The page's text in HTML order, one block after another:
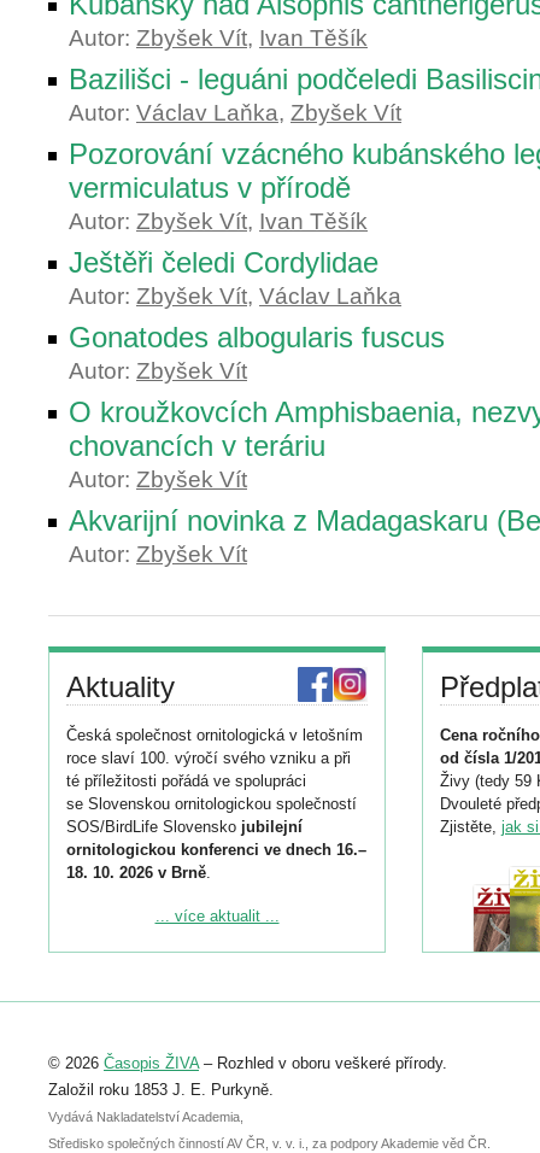
Autor: Zbyšek Vít, Ivan Těšík
Bazilišci - leguáni podčeledi
Autor: Václav Laňka, Zbyšek Vít
Pozorování vzácného kubánského
vermiculatus v přírodě
Autor: Zbyšek Vít, Ivan Těšík
Ještěři čeledi Cordylidae
Autor: Zbyšek Vít, Václav Laňka
Gonatodes albogularis fuscus
Autor: Zbyšek Vít
O kroužkovcích Amphisbaenia,
chovancích v teráriu
Autor: Zbyšek Vít
Akvarijní novinka z Madagaskaru
Autor: Zbyšek Vít
Aktuality
Česká společnost ornitologická v letošním
roce slaví 100. výročí svého vzniku a při
té příležitosti pořádá ve spolupráci
se Slovenskou ornitologickou společností
SOS/BirdLife Slovensko jubilejní
ornitologickou konferenci ve dnech 16.–
18. 10. 2026 v Brně.
Podrobnější informace ke konferenci
Registrovat se můžete do 6. září.
abstraktu přihlášené přednášky nebo
posteru je už 30. června.
... více aktualit ...
Cena
od čísla 1/
Živy (tedy 59
Dvouleté
Zjistěte, jak
© 2026 Časopis ŽIVA– Rozhled v oboru veškeré přírody.
Založil roku 1853 J. E. Purkyně.
Vydává Nakladatelství Academia,
Středisko společných činností AV ČR, v. v. i., za podpory Akademie věd ČR.